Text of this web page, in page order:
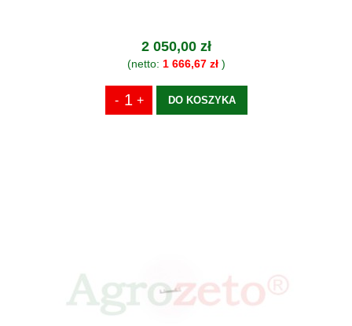
2 050,00 zł
(netto: 1 666,67 zł)
DO KOSZYKA